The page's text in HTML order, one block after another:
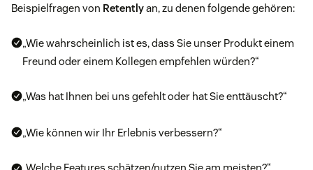
Beispielfragen von Retentlyan, zu denen folgende gehören:
„Wie wahrscheinlich ist es, dass Sie unser Produkt einem
Freund oder einem Kollegen empfehlen würden?“
„Was hat Ihnen bei uns gefehlt oder hat Sie enttäuscht?“
„Wie können wir Ihr Erlebnis verbessern?“